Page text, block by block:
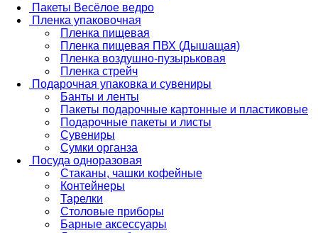
Пакеты Весёлое ведро
Пленка упаковочная
Пленка пищевая
Пленка пищевая ПВХ (Дышащая)
Пленка воздушно-пузырьковая
Пленка стрейч
Подарочная упаковка и сувениры
Банты и ленты
Пакеты подарочные картонные и пластиковые
Подарочные пакеты и листы
Сувениры
Сумки органза
Посуда одноразовая
Стаканы, чашки кофейные
Контейнеры
Тарелки
Столовые приборы
Барные аксессуары